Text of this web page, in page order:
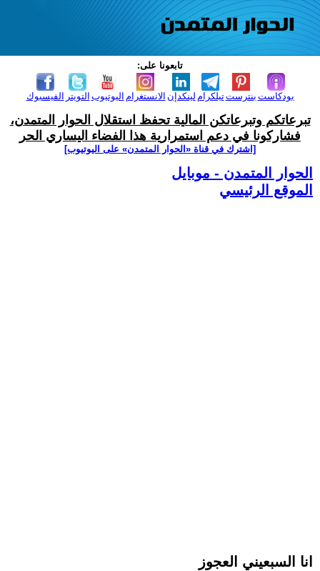
تابعونا على:
الفيسبوك التويتر اليوتيوب الانستغرام لينكدإن تيلكرامبنترست بودكاست
تبرعاتكم وتبرعاتكن المالية تحفظ استقلال الحوار المتمدن،
فشاركونا في دعم استمرارية هذا الفضاء اليساري الحر
[اشترك في قناة ‫«الحوار المتمدن» على اليوتيوب]
الحوار المتمدن - موبايل
الموقع الرئيسي
انا السبعيني العجوز